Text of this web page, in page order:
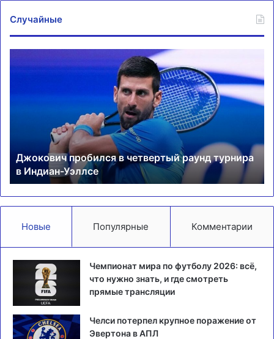
Случайные
пробился
Уэллсе
Джокович пробился в четвертый раунд турнира
в Индиан-Уэллсе
Новые Популярные Комментарии
Чемпионат мира по футболу 2026: всё,
что нужно знать, и где смотреть
прямые трансляции
Челси потерпел крупное поражение от
Эвертона в АПЛ